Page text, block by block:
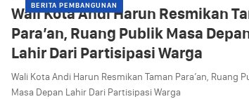
BERITA PEMBANGUNAN
Wali Kota Andi Harun Resmikan
Para’an, Ruang Publik Masa
Lahir Dari Partisipasi Warga
Wali Kota Andi Harun Resmikan Taman Para’an, Ruang
Masa Depan Lahir Dari Partisipasi Warga